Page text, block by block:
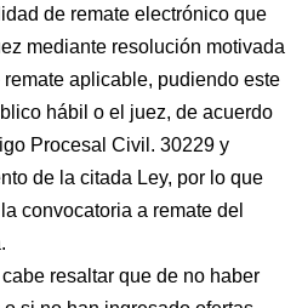
de remate electrónico que
mediante resolución motivada
aplicable, pudiendo este
hábil o el juez, de acuerdo
Procesal Civil. 30229 y
de la citada Ley, por lo que
convocatoria a remate del
resaltar que de no haber